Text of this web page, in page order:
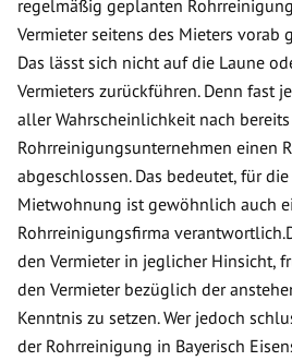
regelmäßig geplanten
Vermieter seitens des Mieters vorab
Das lässt sich nicht auf die Laune
Vermieters zurückführen. Denn fast
aller Wahrscheinlichkeit nach
Rohrreinigungsunternehmen einen
abgeschlossen. Das bedeutet, für
Mietwohnung ist gewöhnlich auch
Rohrreinigungsfirma
den Vermieter in jeglicher Hinsicht,
den Vermieter bezüglich der
Kenntnis zu setzen. Wer jedoch
der Rohrreinigung in Bayerisch